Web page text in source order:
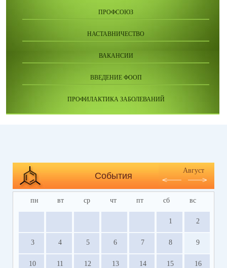
ПРОФСОЮЗ
НАСТАВНИЧЕСТВО
ВАКАНСИИ
ВВЕДЕНИЕ ФООП
ПРОФИЛАКТИКА ЗАБОЛЕВАНИЙ
События
Август
пн вт ср чт пт сб вс
1 2
3 4 5 6 7 8 9
10 11 12 13 14 15 16